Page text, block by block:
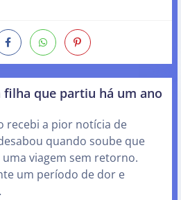
filha que partiu há um ano
recebi a pior notícia de
quando soube que
viagem sem retorno.
um período de dor e